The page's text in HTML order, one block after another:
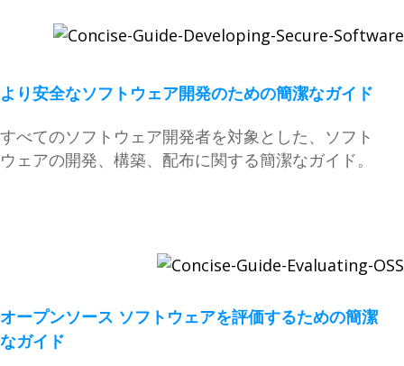
より安全なソフトウェア開発のための簡潔なガイド
すべてのソフトウェア開発者を対象とした、ソフト
ウェアの開発、構築、配布に関する簡潔なガイド。
オープンソース ソフトウェアを評価するための簡潔
なガイド